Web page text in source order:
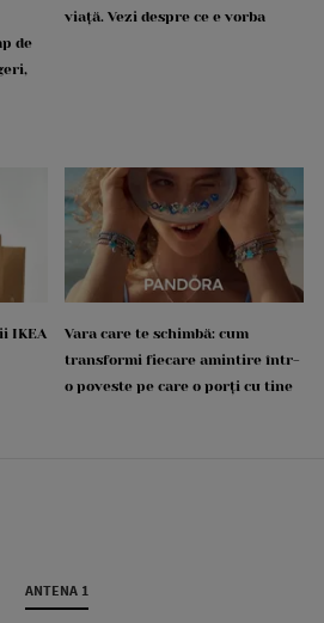
de
viață. Vezi despre ce e vorba
IKEA
Vara care te schimbă: cum
transformi fiecare amintire într-
o poveste pe care o porți cu tine
ANTENA 1